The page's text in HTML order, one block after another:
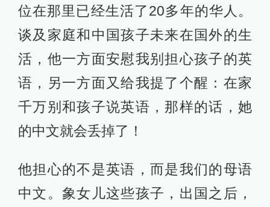
位在那里已经生活了20多年的华人。
谈及家庭和中国孩子未来在国外的生
活，他一方面安慰我别担心孩子的英
语，另一方面又给我提了个醒：在家
千万别和孩子说英语，那样的话，她
的中文就会丢掉了！
他担心的不是英语，而是我们的母语
中文。象女儿这些孩子，出国之后，